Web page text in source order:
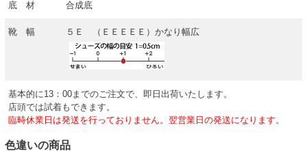
底 材 合成底
靴 幅 ５Ｅ （ＥＥＥＥＥ）かなり幅広
基本的に13：00までのご注文で、即日出荷いたします。
店頭では試着もできます。
臨時休業日は発送を行っておりません。翌営業日の発送になります。
色違いの商品